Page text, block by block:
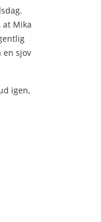
at Mika
en sjov
igen,